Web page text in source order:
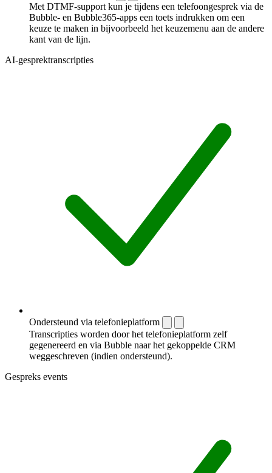
Met DTMF-support kun je tijdens een telefoongesprek via de
Bubble- en Bubble365-apps een toets indrukken om een
keuze te maken in bijvoorbeeld het keuzemenu aan de andere
kant van de lijn.
AI-gesprektranscripties
Ondersteund via telefonieplatform
Transcripties worden door het telefonieplatform zelf
gegenereerd en via Bubble naar het gekoppelde CRM
weggeschreven (indien ondersteund).
Gespreks events